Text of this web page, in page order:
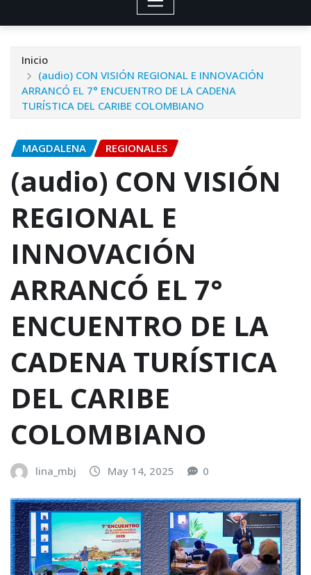
Inicio
(audio) CON VISIÓN REGIONAL E INNOVACIÓN
ARRANCÓ EL 7° ENCUENTRO DE LA CADENA
TURÍSTICA DEL CARIBE COLOMBIANO
MAGDALENA REGIONALES
(audio) CON VISIÓN
REGIONAL E
INNOVACIÓN
ARRANCÓ EL 7°
ENCUENTRO DE LA
CADENA TURÍSTICA
DEL CARIBE
COLOMBIANO
lina_mbj May 14, 2025 0